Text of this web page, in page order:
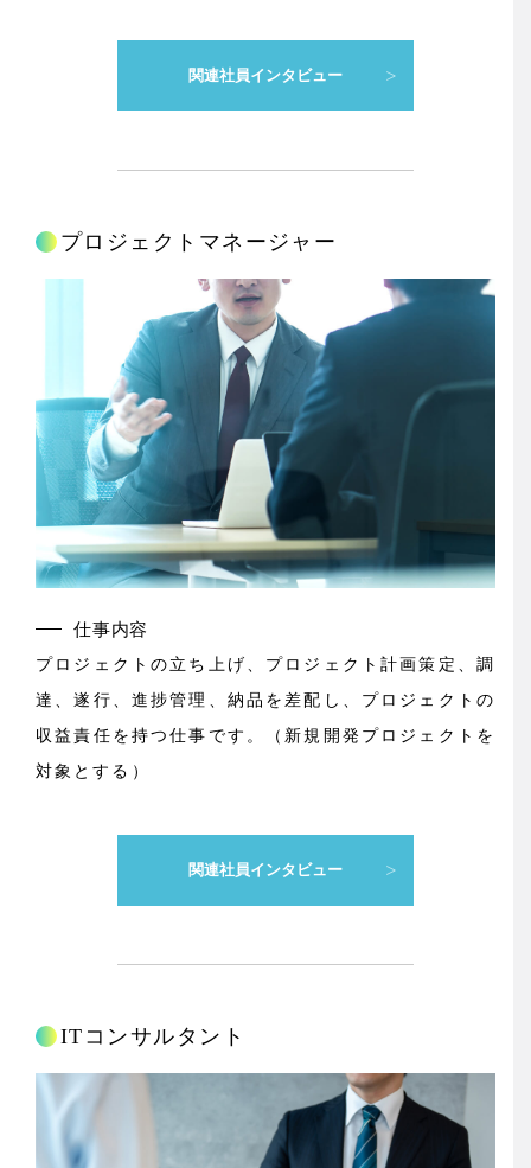
関連社員インタビュー
プロジェクトマネージャー
仕事内容
プロジェクトの立ち上げ、プロジェクト計画策定、調
達、遂行、進捗管理、納品を差配し、プロジェクトの
収益責任を持つ仕事です。（新規開発プロジェクトを
対象とする）
関連社員インタビュー
ITコンサルタント